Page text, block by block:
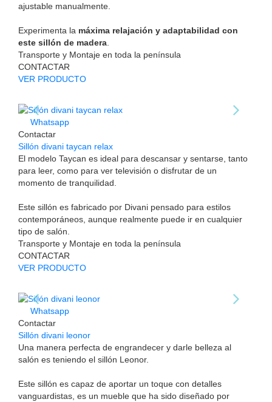
ajustable manualmente.
Experimenta la máxima relajación y adaptabilidad con
este sillón de madera
Transporte y Montaje en toda la península
CONTACTAR
VER PRODUCTO
Whatsapp
Contactar
Sillón divani taycan relax
El modelo Taycan es ideal para descansar y sentarse, tanto
para leer, como para ver televisión o disfrutar de un
momento de tranquilidad.
Este sillón es fabricado por Divani pensado para estilos
contemporáneos, aunque realmente puede ir en cualquier
tipo de salón.
Transporte y Montaje en toda la península
CONTACTAR
VER PRODUCTO
Whatsapp
Contactar
Sillón divani leonor
Una manera perfecta de engrandecer y darle belleza al
salón es teniendo el sillón Leonor.
Este sillón es capaz de aportar un toque con detalles
vanguardistas, es un mueble que ha sido diseñado por